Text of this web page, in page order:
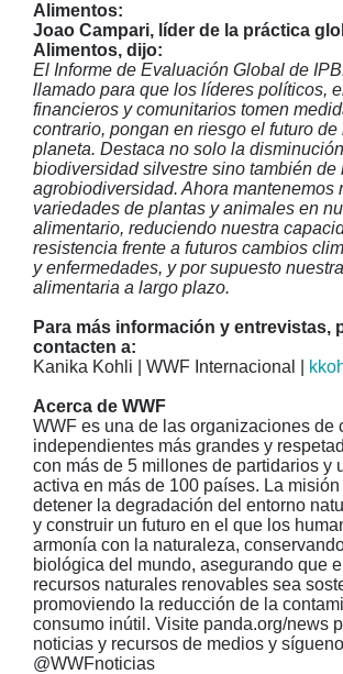
Alimentos:
Joao Campari, líder de la práctica
Alimentos, dijo:
El Informe de Evaluación Global de
llamado para que los líderes políticos,
financieros y comunitarios tomen
contrario, pongan en riesgo el futuro de
planeta. Destaca no solo la
biodiversidad silvestre sino también de
agrobiodiversidad. Ahora mantenemos
variedades de plantas y animales en
alimentario, reduciendo nuestra
resistencia frente a futuros cambios
y enfermedades, y por supuesto
alimentaria a largo plazo.
Para más información y entrevistas,
contacten a:
Kanika Kohli | WWF Internacional |
Acerca de WWF
WWF es una de las organizaciones de
independientes más grandes y
con más de 5 millones de partidarios y
activa en más de 100 países. La
detener la degradación del entorno
y construir un futuro en el que los
armonía con la naturaleza,
biológica del mundo, asegurando que
recursos naturales renovables sea
promoviendo la reducción de la
consumo inútil. Visite panda.org/news
noticias y recursos de medios y
@WWFnoticias